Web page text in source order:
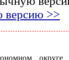
версию >>
округе